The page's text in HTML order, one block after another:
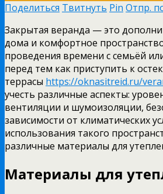
Поделиться Твитнуть Pin Отпр.
Закрытая веранда — это
дома и комфортное
проведения времени с семьёй
перед тем как приступить к
террасы https://oknasitreid.ru/
учесть различные аспекты:
вентиляции и шумоизоляции,
зависимости от климатических
использования такого
различные материалы для
Материалы для